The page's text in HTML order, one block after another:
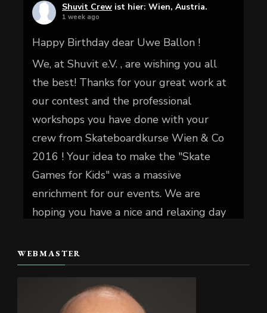
Shuvit Crew ist hier: Wien, Austria.
1 week ago
Happy Birthday dear Uwe Ballon !
We, at Shuvit e.V. , are wishing you all
the best! Thanks for your great work at
our contest and the professional
workshops you have done with your
crew from Skateboardkurse Wien & Co
2016 ! Your idea to make the "Skate
Games for Kids" was a massive
enrichment for our events. We are
hoping you have a nice and relaxing day
📷 Christian Reiter
#skate4fun
Foto
WEBMASTER